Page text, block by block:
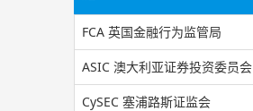
FCA 英国金融行为监管局
ASIC 澳大利亚证券投资委员会
CySEC 塞浦路斯证监会